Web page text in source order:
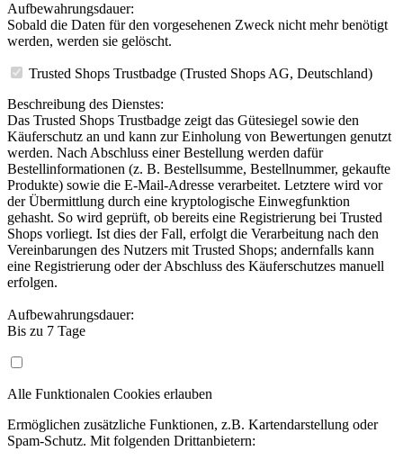
Aufbewahrungsdauer:
Sobald die Daten für den vorgesehenen Zweck nicht mehr benötigt
werden, werden sie gelöscht.
Trusted Shops Trustbadge (Trusted Shops AG, Deutschland)
Beschreibung des Dienstes:
Das Trusted Shops Trustbadge zeigt das Gütesiegel sowie den
Käuferschutz an und kann zur Einholung von Bewertungen genutzt
werden. Nach Abschluss einer Bestellung werden dafür
Bestellinformationen (z. B. Bestellsumme, Bestellnummer, gekaufte
Produkte) sowie die E-Mail-Adresse verarbeitet. Letztere wird vor
der Übermittlung durch eine kryptologische Einwegfunktion
gehasht. So wird geprüft, ob bereits eine Registrierung bei Trusted
Shops vorliegt. Ist dies der Fall, erfolgt die Verarbeitung nach den
Vereinbarungen des Nutzers mit Trusted Shops; andernfalls kann
eine Registrierung oder der Abschluss des Käuferschutzes manuell
erfolgen.
Aufbewahrungsdauer:
Bis zu 7 Tage
Alle Funktionalen Cookies erlauben
Ermöglichen zusätzliche Funktionen, z.B. Kartendarstellung oder
Spam-Schutz. Mit folgenden Drittanbietern: